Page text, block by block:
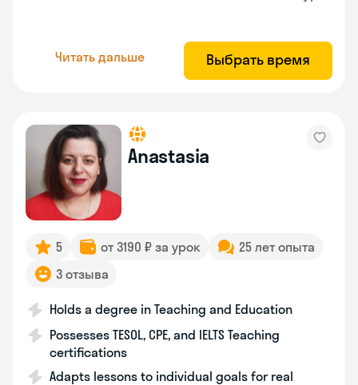
Читать дальше Выбрать время
Anastasia
5 от 3190 ₽ за урок
25 лет опыта
3 отзыва
Holds a degree in Teaching and Education
Possesses TESOL, CPE, and IELTS Teaching
certifications
Adapts lessons to individual goals for real